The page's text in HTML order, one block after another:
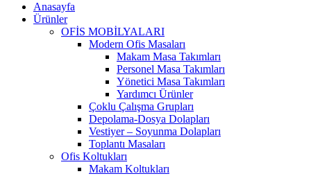
Anasayfa
Ürünler
OFİS MOBİLYALARI
Modern Ofis Masaları
Makam Masa Takımları
Personel Masa Takımları
Yönetici Masa Takımları
Yardımcı Ürünler
Çoklu Çalışma Grupları
Depolama-Dosya Dolapları
Vestiyer – Soyunma Dolapları
Toplantı Masaları
Ofis Koltukları
Makam Koltukları